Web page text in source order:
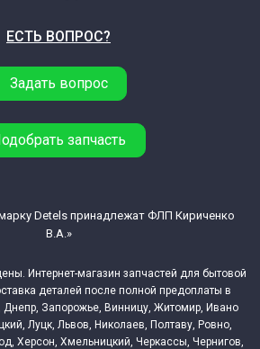
ЕСТЬ ВОПРОС?
Задать вопрос
запчасть
Интернет-магазин запчастей для бытовой
деталей после полной предоплаты в
Днепр, Запорожье, Винницу, Житомир, Ивано
Луцк, Львов, Николаев, Полтаву, Ровно,
Херсон, Хмельницкий, Черкассы, Чернигов,
Detels принадлежат ФЛП Кириченко
В.А.»